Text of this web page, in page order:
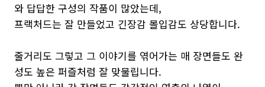
와 답답한 구성의 작품이 많았는데,
프랙처드는 잘 만들었고 긴장감 몰입감도 상당합니다.
줄거리도 그렇고 그 이야기를 엮어가는 매 장면들도 완
성도 높은 퍼즐처럼 잘 맞물립니다.